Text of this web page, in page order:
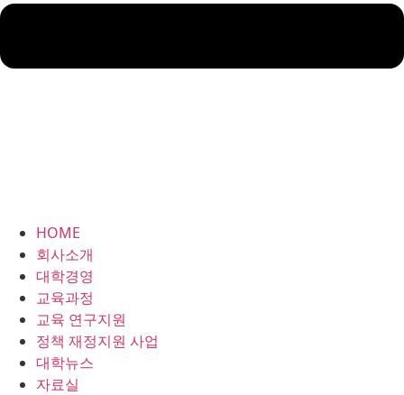
HOME
회사소개
대학경영
교육과정
교육 연구지원
정책 재정지원 사업
대학뉴스
자료실